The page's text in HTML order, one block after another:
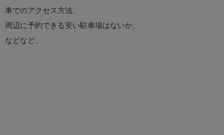
車でのアクセス方法、
周辺に予約できる安い駐車場はないか、
などなど。